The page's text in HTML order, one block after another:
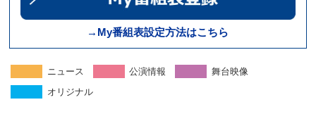
→My番組表設定方法はこちら
ニュース 公演情報
舞台映像
オリジナル